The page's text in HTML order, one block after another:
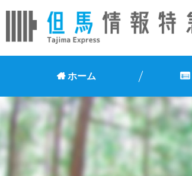
ホーム